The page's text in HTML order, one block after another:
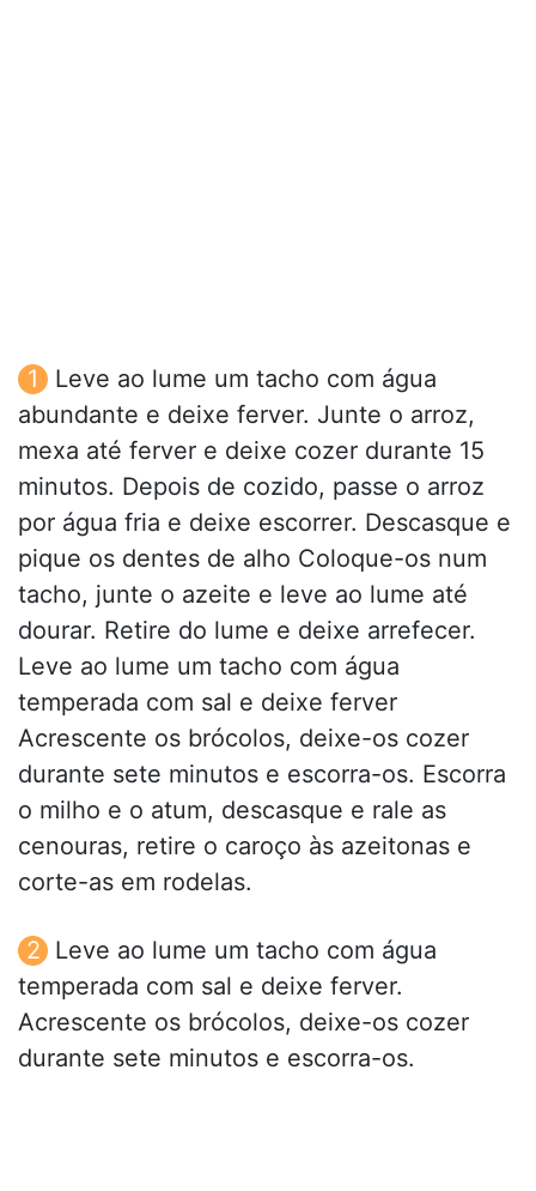
Leve ao lume um tacho com água
abundante e deixe ferver. Junte o arroz,
mexa até ferver e deixe cozer durante 15
minutos. Depois de cozido, passe o arroz
por água fria e deixe escorrer. Descasque e
pique os dentes de alho Coloque-os num
tacho, junte o azeite e leve ao lume até
dourar. Retire do lume e deixe arrefecer.
Leve ao lume um tacho com água
temperada com sal e deixe ferver
Acrescente os brócolos, deixe-os cozer
durante sete minutos e escorra-os. Escorra
o milho e o atum, descasque e rale as
cenouras, retire o caroço às azeitonas e
corte-as em rodelas.
Leve ao lume um tacho com água
temperada com sal e deixe ferver.
Acrescente os brócolos, deixe-os cozer
durante sete minutos e escorra-os.